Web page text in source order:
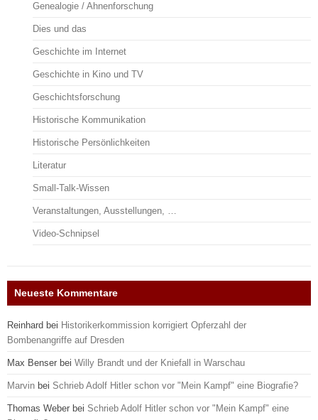
Genealogie / Ahnenforschung
Dies und das
Geschichte im Internet
Geschichte in Kino und TV
Geschichtsforschung
Historische Kommunikation
Historische Persönlichkeiten
Literatur
Small-Talk-Wissen
Veranstaltungen, Ausstellungen, …
Video-Schnipsel
Neueste Kommentare
Reinhard bei Historikerkommission korrigiert Opferzahl der
Bombenangriffe auf Dresden
Max Benser bei Willy Brandt und der Kniefall in Warschau
Marvin bei Schrieb Adolf Hitler schon vor "Mein Kampf" eine Biografie?
Thomas Weber bei Schrieb Adolf Hitler schon vor "Mein Kampf" eine